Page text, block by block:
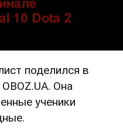
поделился в
Она
ученики